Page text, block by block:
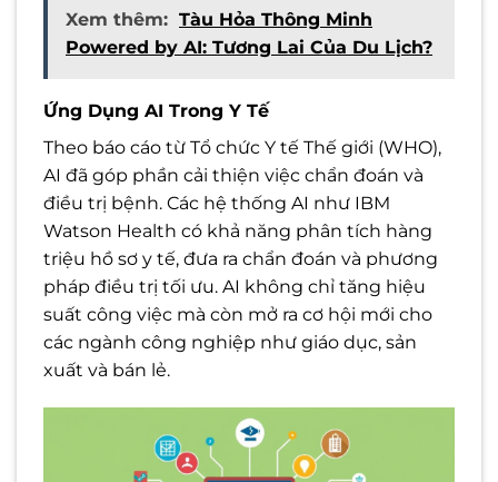
Xem thêm: Tàu Hỏa Thông Minh
Powered by AI: Tương Lai Của Du Lịch?
Ứng Dụng AI Trong Y Tế
Theo báo cáo từ Tổ chức Y tế Thế giới (WHO),
AI đã góp phần cải thiện việc chẩn đoán và
điều trị bệnh. Các hệ thống AI như IBM
Watson Health có khả năng phân tích hàng
triệu hồ sơ y tế, đưa ra chẩn đoán và phương
pháp điều trị tối ưu. AI không chỉ tăng hiệu
suất công việc mà còn mở ra cơ hội mới cho
các ngành công nghiệp như giáo dục, sản
xuất và bán lẻ.